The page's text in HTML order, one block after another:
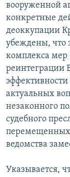
вооруженной
конкретные
деоккупации
убеждены, что
комплекса мер
реинтеграции
эффективности
актуальных
незаконного
судебного
перемещенных
ведомства
Указывается,